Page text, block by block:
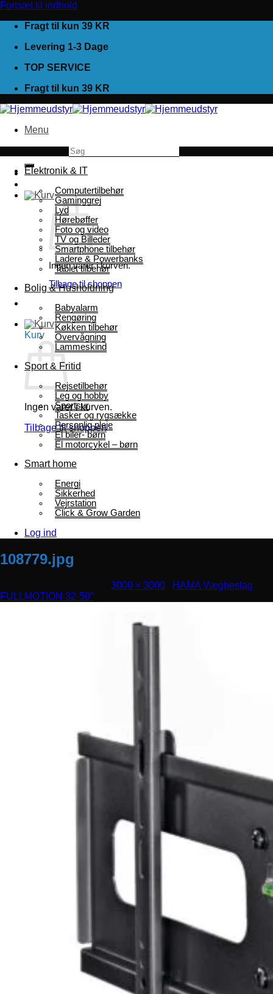
Fortsæt til indhold
Fragt til kun 39 KR
Levering 1-3 Dage
TOP SERVICE
Fragt til kun 39 KR
Menu
Ingen varer i kurven.
Tilbage til shoppen
Kurv
Ingen varer i kurven.
Tilbage til shoppen
Elektronik & IT
Computertilbehør
Gaminggrej
Lyd
Hørebøffer
Foto og video
TV og Billeder
Smartphone tilbehør
Ladere & Powerbanks
Tablet tilbehør
Bolig & Husholdning
Babyalarm
Rengøring
Køkken tilbehør
Overvågning
Lammeskind
Sport & Fritid
Rejsetilbehør
Leg og hobby
Sportsur
Tasker og rygsække
Personlig pleje
El biler- børn
El motorcykel – børn
Smart home
Energi
Sikkerhed
Vejrstation
Click & Grow Garden
Log ind
108779.jpg
3000 × 3000
HAMA Vægbeslag
FULLMOTION 32-50”